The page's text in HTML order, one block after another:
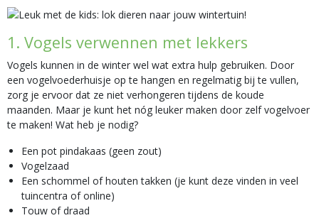
1. Vogels verwennen met lekkers
Vogels kunnen in de winter wel wat extra hulp gebruiken. Door
een vogelvoederhuisje op te hangen en regelmatig bij te vullen,
zorg je ervoor dat ze niet verhongeren tijdens de koude
maanden. Maar je kunt het nóg leuker maken door zelf vogelvoer
te maken! Wat heb je nodig?
Een pot pindakaas (geen zout)
Vogelzaad
Een schommel of houten takken (je kunt deze vinden in veel
tuincentra of online)
Touw of draad